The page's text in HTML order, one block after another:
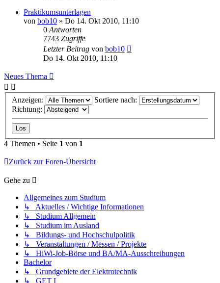
Praktikumsunterlagen
von bob10 » Do 14. Okt 2010, 11:10
0 Antworten
7743 Zugriffe
Letzter Beitrag von bob10
Do 14. Okt 2010, 11:10
Neues Thema
Anzeigen:
Sortiere nach:
Richtung:
4 Themen • Seite 1 von 1
Zurück zur Foren-Übersicht
Gehe zu
Allgemeines zum Studium
↳ Aktuelles / Wichtige Informationen
↳ Studium Allgemein
↳ Studium im Ausland
↳ Bildungs- und Hochschulpolitik
↳ Veranstaltungen / Messen / Projekte
↳ HiWi-Job-Börse und BA/MA-Ausschreibungen
Bachelor
↳ Grundgebiete der Elektrotechnik
↳ GET I